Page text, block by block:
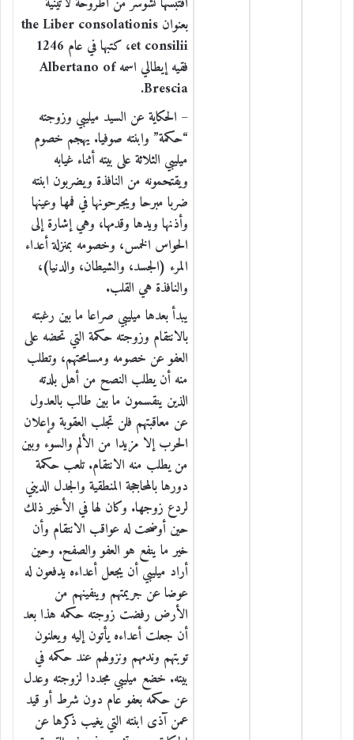
بعنوان the Liber consolationis
et consilii، كتبها في عام 1246
فقيه إيطالي اسمه Albertano of
Brescia.
– الحكاية عن السيد ميليبي وزوجته
“حكمة” وابنته صوفيا. يهجم خصوم
ميليبي الثلاثة على بيته أثناء غيابه
ويقتحمونه من النافذة ويضربون ابنته
ضربا مبرحا ويجرحونها في فمها وعينها
وأذنها ويدها وقدمها، وهي إشارة إلى
الحواس الخمس، وخصومه بمنزلة أعداء
المرء (الجسد، والشيطان، والدنيا)،
والنافذة هي القلب.
يبدأ بعدها ميليبي صراعا ما بين رغبته
بالانتقام وزوجته حكمة التي تحضه على
العفو عن خصومه ومسامحتهم، وتطلب
منه أن يطلب النصح من أهل بلدته
الذين ينقسمون ما بين طالب بالعدول
عن معاقبتهم فلن تجلب العقوبة وإعلان
الحرب إلا مزيدا من الألم والسوء وبين
من يطلب منه الانتقام. تلعب حكمة
دورها بالمحاججة المنطقية والجدل الديني
لردع زوجها. وكان لها في الأخير ذلك
حين أوضحت له عواقب الانتقام وأن
خير ما ينفع هو العفو والصفح. وحين
أراد ميليبي أن يجعل أعداءه يدفعون له
عوضا عن جريمتهم وينفينهم من
الأرض رفضت زوجته حكمه هذا بعد
أن جعلت أعداءه يأتون إليه ويعلنون
توبتهم وندمهم ونزولهم عند حكمه في
بيته. خضع ميليبي مجددا لزوجته وعدل
عن حكمه بعفو عام دون شرط أو قيد
عمن آذى ابنته التي يغيب ذكرها عن